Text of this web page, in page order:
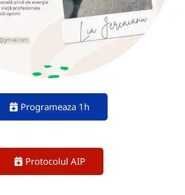
Programeaza 1h
Protocolul AIP